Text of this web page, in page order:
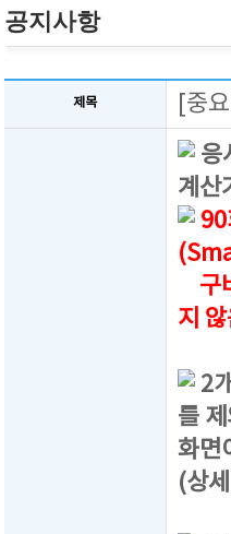
공지사항
제목 [중
응
계산
90
구
지
2
를
화면
(상